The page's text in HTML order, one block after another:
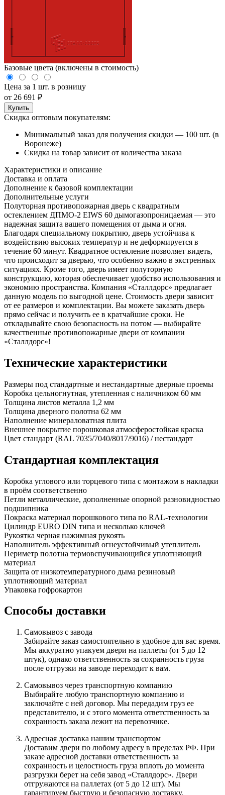
Базовые цвета (включены в стоимость)
Цена за 1 шт. в розницу
от 26 691 ₽
Купить
Скидка оптовым покупателям:
Минимальный заказ для получения скидки — 100 шт. (в
Воронеже)
Скидка на товар зависит от количества заказа
Характеристики и описание
Доставка и оплата
Дополнение к базовой комплектации
Дополнительные услуги
Полуторная противопожарная дверь с квадратным
остеклением ДПМО-2 EIWS 60 дымогазопроницаемая — это
надежная защита вашего помещения от дыма и огня.
Благодаря специальному покрытию, дверь устойчива к
воздействию высоких температур и не деформируется в
течение 60 минут. Квадратное остекление позволяет видеть,
что происходит за дверью, что особенно важно в экстренных
ситуациях. Кроме того, дверь имеет полуторную
конструкцию, которая обеспечивает удобство использования и
экономию пространства. Компания «Сталлдорс» предлагает
данную модель по выгодной цене. Стоимость двери зависит
от ее размеров и комплектации. Вы можете заказать дверь
прямо сейчас и получить ее в кратчайшие сроки. Не
откладывайте свою безопасность на потом — выбирайте
качественные противопожарные двери от компании
«Сталлдорс»!
Технические характеристики
Размеры под стандартные и нестандартные дверные проемы
Коробка цельногнутная, утепленная с наличником 60 мм
Толщина листов металла 1,2 мм
Толщина дверного полотна 62 мм
Наполнение минераловатная плита
Внешнее покрытие порошковая атмосферостойкая краска
Цвет стандарт (RAL 7035/7040/8017/9016) / нестандарт
Стандартная комплектация
Коробка углового или торцевого типа с монтажом в накладки
в проём соответственно
Петли металлические, дополненные опорной разновидностью
подшипника
Покраска материал порошкового типа по RAL-технологии
Цилиндр EURO DIN типа и несколько ключей
Рукоятка черная нажимная рукоять
Наполнитель эффективный огнеустойчивый утеплитель
Периметр полотна термовспучивающийся уплотняющий
материал
Защита от низкотемпературного дыма резиновый
уплотняющий материал
Упаковка гофрокартон
Способы доставки
Самовывоз с завода
Забирайте заказ самостоятельно в удобное для вас время.
Мы аккуратно упакуем двери на паллеты (от 5 до 12
штук), однако ответственность за сохранность груза
после отгрузки на заводе переходит к вам.
Самовывоз через транспортную компанию
Выбирайте любую транспортную компанию и
заключайте с ней договор. Мы передадим груз ее
представителю, и с этого момента ответственность за
сохранность заказа лежит на перевозчике.
Адресная доставка нашим транспортом
Доставим двери по любому адресу в пределах РФ. При
заказе адресной доставки ответственность за
сохранность и целостность груза вплоть до момента
разгрузки берет на себя завод «Сталлдорс». Двери
отгружаются на паллетах (от 5 до 12 шт). Мы
гарантируем быструю и безопасную доставку.